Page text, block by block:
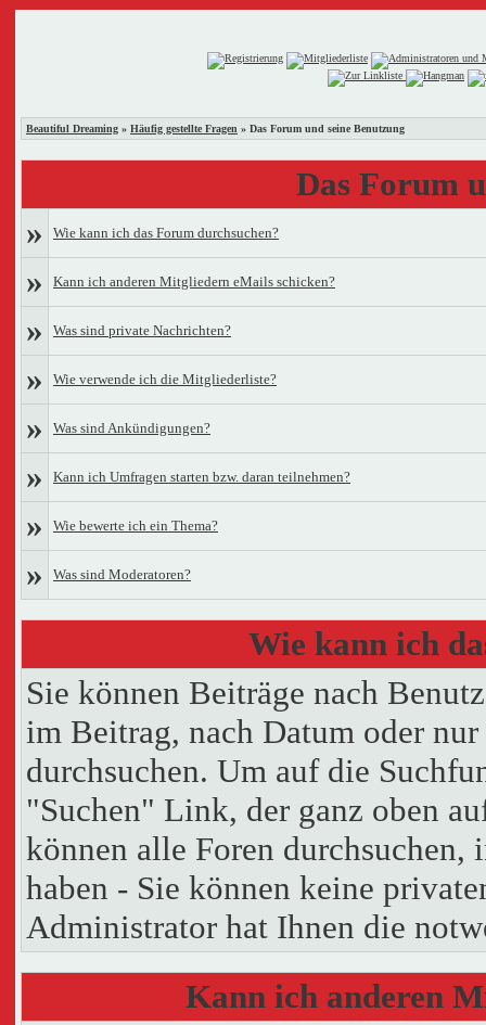
Beautiful Dreaming » Häufig gestellte Fragen » Das Forum und seine Benutzung
Das Forum
»
Wie kann ich das Forum durchsuchen?
» Kann ich anderen Mitgliedern eMails schicken?
» Was sind private Nachrichten?
» Wie verwende ich die Mitgliederliste?
» Was sind Ankündigungen?
» Kann ich Umfragen starten bzw. daran teilnehmen?
» Wie bewerte ich ein Thema?
» Was sind Moderatoren?
Wie kann ich
Sie können Beiträge nach
im Beitrag, nach Datum oder
durchsuchen. Um auf die
"Suchen" Link, der ganz oben
können alle Foren durchsuchen,
haben - Sie können keine
Administrator hat Ihnen die
Kann ich anderen